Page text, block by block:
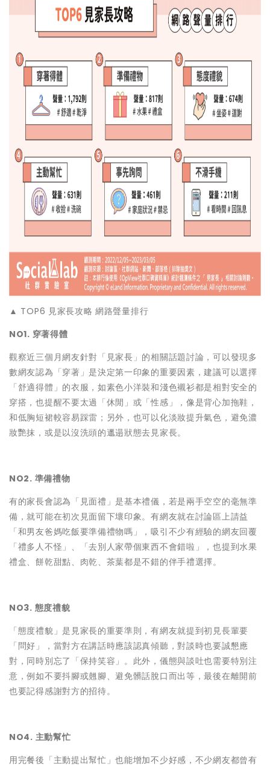
▲ TOP6 見家長攻略 網路聲量排行
NO1. 穿著得體
觀察近三個月網友針對「見家長」的相關話題討論，可以發現多
數網友認為「穿著」是決定第一印象的重要因素，建議可以選擇
「舒適得體」的衣服，如素色小洋裝和淺色襯衫都是相對安全的
穿搭，也提醒不要太過「休閒」或「性感」，像是背心加拖鞋，
和低胸短裙較容易踩雷；另外，也可以化淡妝提升氣色，避免濃
妝艷抹，或是以沒洗頭的邋遢狀態去見家長。
NO2. 準備禮物
有的家長會認為「見面禮」是基本禮儀，若是兩手空空的毫無準
備，就可能在初次見面留下壞印象。有網友就在討論區上請益
「和男友爸媽吃飯要準備禮物嗎」，吸引不少有經驗的網友回覆
「禮多人不怪」、「去別人家帶個東西不會錯啦」，也提到水果
禮盒、餅乾甜點、肉乾、茶葉都是不錯的伴手禮選擇。
NO3. 態度禮貌
「態度禮貌」是見家長的重要準則，有網友就提到初見長輩要
「問好」，當對方在講話時應該認真傾聽，對談時也要誠懇應
對，同時別忘了「保持笑容」。此外，儀態與談吐也需要特別注
意，例如不要抖腳或翹腳、避免髒話脫口而出等，最後在離開前
也要記得感謝對方的招待。
NO4. 主動幫忙
用完餐後「主動提出幫忙」也能增加不少好感，不少網友都曾有